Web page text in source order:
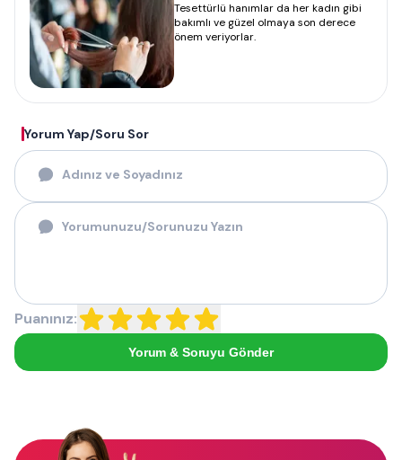
Tesettürlü hanımlar da her kadın gibi
bakımlı ve güzel olmaya son derece
önem veriyorlar.
Yorum Yap/Soru Sor
Puanınız:
Yorum & Soruyu Gönder